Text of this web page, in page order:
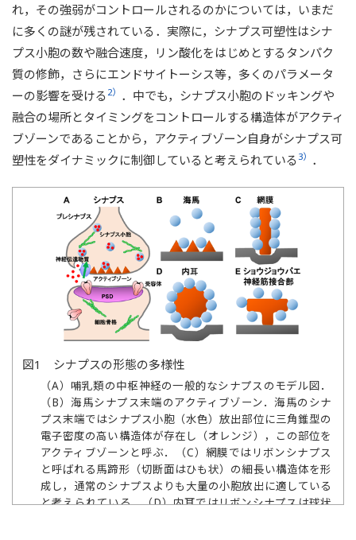
れ，その強弱がコントロールされるのかについては，いまだ
に多くの謎が残されている．実際に，シナプス可塑性はシナ
プス小胞の数や融合速度，リン酸化をはじめとするタンパク
質の修飾，さらにエンドサイトーシス等，多くのパラメータ
ーの影響を受ける 2） ．中でも，シナプス小胞のドッキングや
融合の場所とタイミングをコントロールする構造体がアクティ
ブゾーンであることから，アクティブゾーン自身がシナプス可
塑性をダイナミックに制御していると考えられている 3） ．
図1 シナプスの形態の多様性
（A）哺乳類の中枢神経の一般的なシナプスのモデル図．
（B）海馬シナプス末端のアクティブゾーン．海馬のシナ
プス末端ではシナプス小胞（水色）放出部位に三角錐型の
電子密度の高い構造体が存在し（オレンジ），この部位を
アクティブゾーンと呼ぶ．（C）網膜ではリボンシナプス
と呼ばれる馬蹄形（切断面はひも状）の細長い構造体を形
成し，通常のシナプスよりも大量の小胞放出に適している
と考えられている．（D）内耳ではリボンシナプスは球状